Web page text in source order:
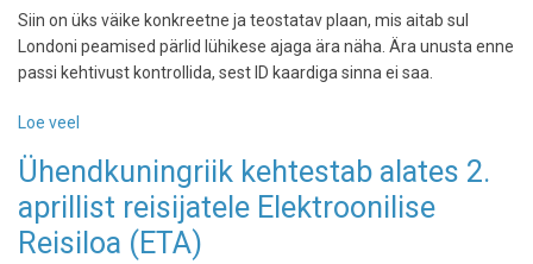
Siin on üks väike konkreetne ja teostatav plaan, mis aitab sul
Londoni peamised pärlid lühikese ajaga ära näha. Ära unusta enne
passi kehtivust kontrollida, sest ID kaardiga sinna ei saa.
Loe veel
ööd,
kolm
päeva:
kuidas
Ühendkuningriik kehtestab alates 2.
aprillist reisijatele Elektroonilise
Reisiloa (ETA)